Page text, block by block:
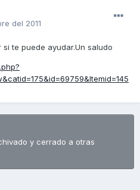
del 2011
te puede ayudar.Un saludo
y cerrado a otras